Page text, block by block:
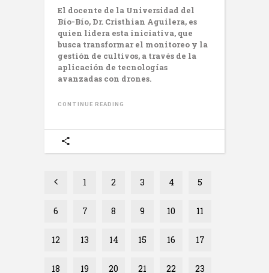
El docente de la Universidad del
Bío-Bío, Dr. Cristhian Aguilera, es
quien lidera esta iniciativa, que
busca transformar el monitoreo y la
gestión de cultivos, a través de la
aplicación de tecnologías
avanzadas con drones.
CONTINUE READING
1 2 3 4 5
6 7 8 9 10 11
12 13 14 15 16 17
18 19 20 21 22 23